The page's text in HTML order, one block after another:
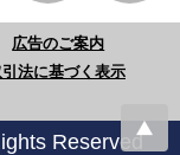
広告のご案内
法に基づく表示
Reserved